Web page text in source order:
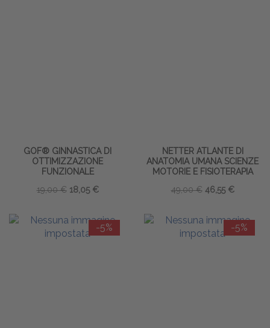
GOF® GINNASTICA DI
OTTIMIZZAZIONE
FUNZIONALE
19,00 € 18,05 €
NETTER ATLANTE DI
ANATOMIA UMANA SCIENZE
MOTORIE E FISIOTERAPIA
49,00 € 46,55 €
-5% -5%